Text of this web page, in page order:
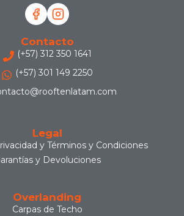
Contacto
(+57) 312 350 1641
(+57) 301 149 2250
Legal
y Términos y Condiciones
y Devoluciones
Overlanding
Carpas de Techo